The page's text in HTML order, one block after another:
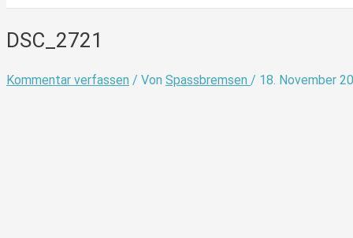
DSC_2721
Kommentar verfassen / Von Spassbremsen / 18. November